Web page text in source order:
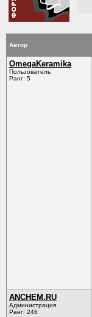
Автор
OmegaKeramika
Пользователь
Ранг: 5
ANCHEM.RU
Администрация
Ранг: 246